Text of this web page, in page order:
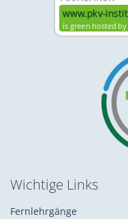
Wichtige Links
Fernlehrgänge